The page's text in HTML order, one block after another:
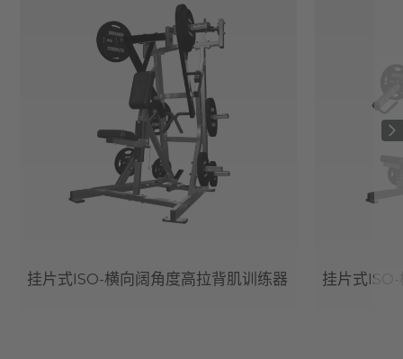
挂片式ISO-横向阔角度高拉背肌训练器 挂片式